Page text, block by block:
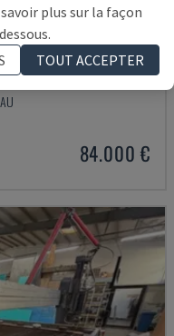
84.000 €
plus sur la façon
TOUT ACCEPTER